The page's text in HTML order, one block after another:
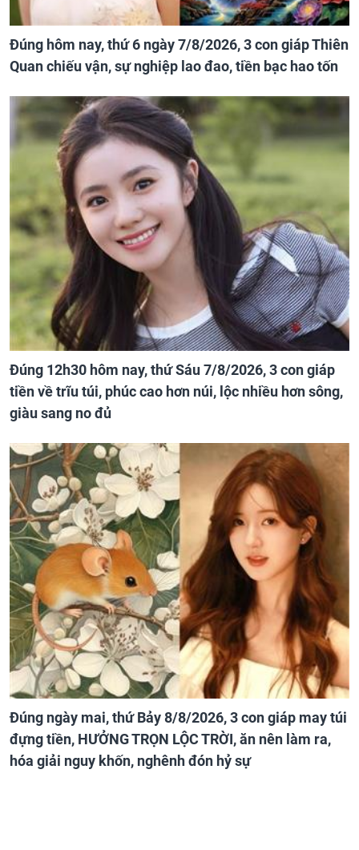
Đúng hôm nay, thứ 6 ngày 7/8/2026, 3 con giáp Thiên
Quan chiếu vận, sự nghiệp lao đao, tiền bạc hao tốn
Đúng 12h30 hôm nay, thứ Sáu 7/8/2026, 3 con giáp
tiền về trĩu túi, phúc cao hơn núi, lộc nhiều hơn sông,
giàu sang no đủ
Đúng ngày mai, thứ Bảy 8/8/2026, 3 con giáp may túi
đựng tiền, HƯỞNG TRỌN LỘC TRỜI, ăn nên làm ra,
hóa giải nguy khốn, nghênh đón hỷ sự